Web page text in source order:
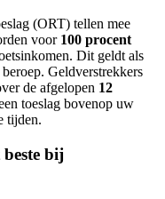
(ORT) tellen mee
voor 100 procent
Dit geldt als
Geldverstrekkers
de afgelopen 12
toeslag bovenop uw
tijden.
bij